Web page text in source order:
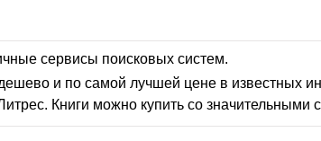
сервисы поисковых систем.
и по самой лучшей цене в известных
Книги можно купить со значительными